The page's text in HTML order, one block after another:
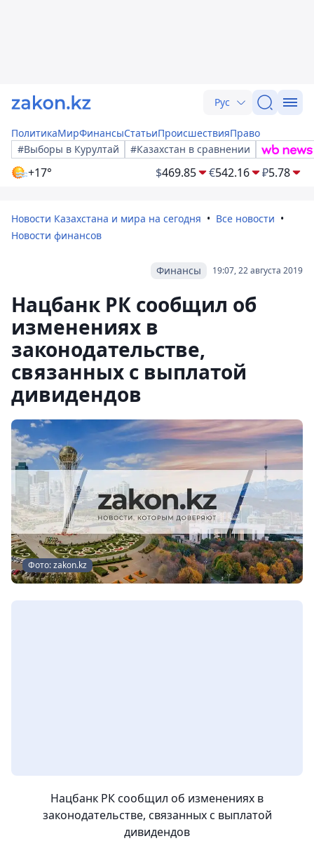
Рус
ПолитикаМирФинансыСтатьиПроисшествияПраво
#Выборы в Курултай
#Казахстан в сравнении
+17° $469.85 €542.16 ₽5.78
Новости Казахстана и мира на сегодня
Все новости
Новости финансов
19:07, 22 августа 2019
Финансы
Нацбанк РК сообщил об
изменениях в
законодательстве,
связанных с выплатой
дивидендов
Фото: zakon.kz
Нацбанк РК сообщил об изменениях в
законодательстве, связанных с выплатой
дивидендов